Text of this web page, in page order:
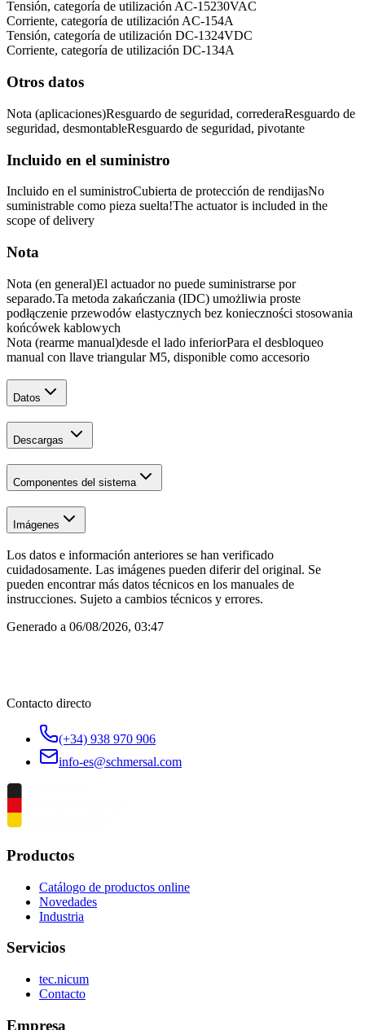
Tensión, categoría de utilización AC-15230VAC
Corriente, categoría de utilización AC-154A
Tensión, categoría de utilización DC-1324VDC
Corriente, categoría de utilización DC-134A
Otros datos
Nota (aplicaciones)Resguardo de seguridad, correderaResguardo de
seguridad, desmontableResguardo de seguridad, pivotante
Incluido en el suministro
Incluido en el suministroCubierta de protección de rendijasNo
suministrable como pieza suelta!The actuator is included in the
scope of delivery
Nota
Nota (en general)El actuador no puede suministrarse por
separado.Ta metoda zakańczania (IDC) umożliwia proste
podłączenie przewodów elastycznych bez konieczności stosowania
końcówek kablowych
Nota (rearme manual)desde el lado inferiorPara el desbloqueo
manual con llave triangular M5, disponible como accesorio
Datos
Descargas
Componentes del sistema
Imágenes
Los datos e información anteriores se han verificado
cuidadosamente. Las imágenes pueden diferir del original. Se
pueden encontrar más datos técnicos en los manuales de
instrucciones. Sujeto a cambios técnicos y errores.
Generado a 06/08/2026, 03:47
Contacto directo
(+34) 938 970 906
info-es@schmersal.com
Productos
Catálogo de productos online
Novedades
Industria
Servicios
tec.nicum
Contacto
Empresa